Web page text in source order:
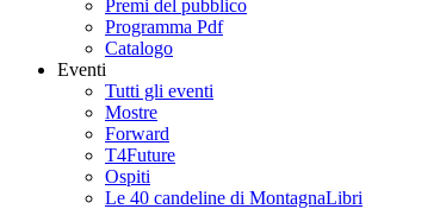
Premi del pubblico
Programma Pdf
Catalogo
Eventi
Tutti gli eventi
Mostre
Forward
T4Future
Ospiti
Le 40 candeline di MontagnaLibri